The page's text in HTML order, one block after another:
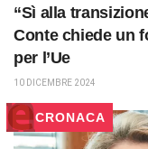
“Sì alla
Conte chiede un
per l’Ue
10 DICEMBRE 2024
CRONACA